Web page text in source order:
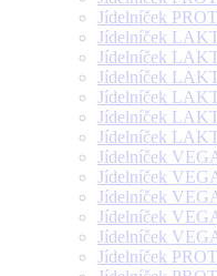
Jídelníček
Jídelníček
Jídelníček
Jídelníček
Jídelníček
Jídelníček
Jídelníček
Jídelníček
Jídelníček
Jídelníček
Jídelníček
Jídelníček
Jídelníček